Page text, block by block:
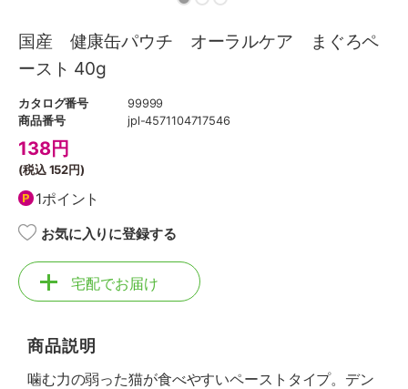
国産 健康缶パウチ オーラルケア まぐろペ
ースト 40g
カタログ番号
99999
商品番号
jpl-4571104717546
138円
(税込152円)
1ポイント
お気に入りに登録する
宅配でお届け
商品説明
噛む力の弱った猫が食べやすいペーストタイプ。デン